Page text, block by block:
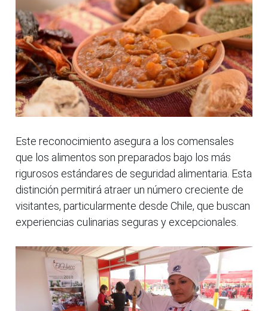
Este reconocimiento asegura a los comensales
que los alimentos son preparados bajo los más
rigurosos estándares de seguridad alimentaria. Esta
distinción permitirá atraer un número creciente de
visitantes, particularmente desde Chile, que buscan
experiencias culinarias seguras y excepcionales.